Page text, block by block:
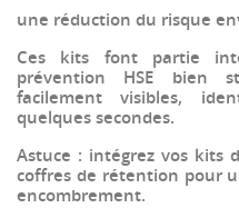
une réduction du risque
Ces kits font partie
prévention HSE bien
facilement visibles,
quelques secondes.
Astuce : intégrez vos kits
coffres de rétention pour
encombrement.